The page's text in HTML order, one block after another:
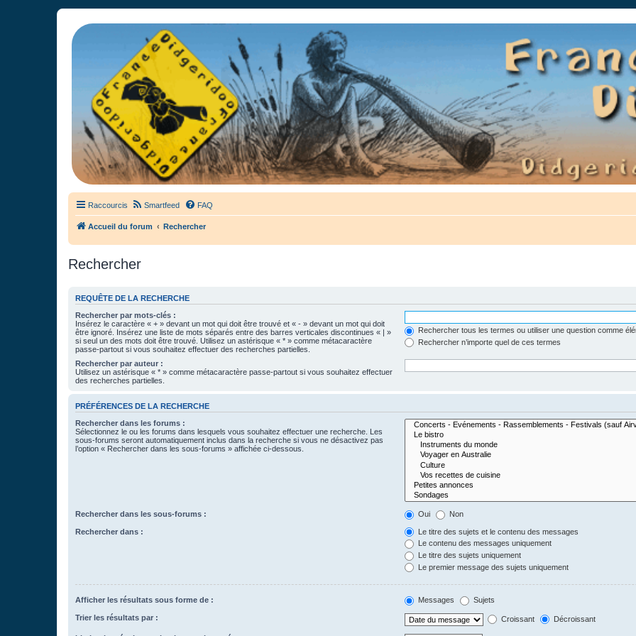
France Didgeridoo
Didgeridoo et Guimbarde sur France Didgeridoo - retrouvez la communauté.
Raccourcis Smartfeed FAQ
Accueil du forum Rechercher
Rechercher
REQUÊTE DE LA RECHERCHE
Rechercher par mots-clés :
Insérez le caractère « + » devant un mot qui doit être trouvé et « - » devant un mot qui doit
être ignoré. Insérez une liste de mots séparés entre des barres verticales discontinues « | »
si seul un des mots doit être trouvé. Utilisez un astérisque « * » comme métacaractère
passe-partout si vous souhaitez effectuer des recherches partielles.
Rechercher tous les termes ou utiliser une question comme
Rechercher n’importe quel de ces termes
Rechercher par auteur :
Utilisez un astérisque « * » comme métacaractère passe-partout si vous souhaitez effectuer
des recherches partielles.
PRÉFÉRENCES DE LA RECHERCHE
Rechercher dans les forums :
Sélectionnez le ou les forums dans lesquels vous souhaitez effectuer une recherche. Les
sous-forums seront automatiquement inclus dans la recherche si vous ne désactivez pas
l’option « Rechercher dans les sous-forums » affichée ci-dessous.
Rechercher dans les sous-forums : Oui Non
Rechercher dans :
Le titre des sujets et le contenu des messages
Le contenu des messages uniquement
Le titre des sujets uniquement
Le premier message des sujets uniquement
Afficher les résultats sous forme de : Messages Sujets
Trier les résultats par : Croissant Décroissant